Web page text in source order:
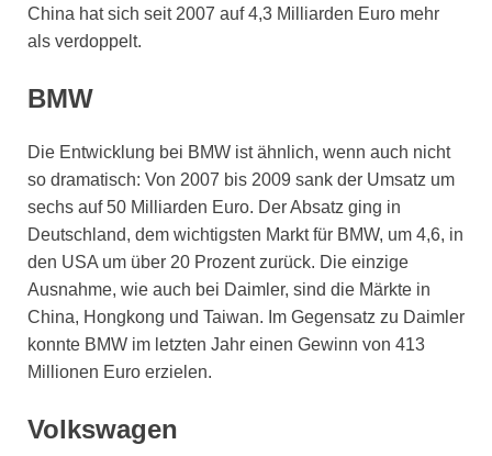
China hat sich seit 2007 auf 4,3 Milliarden Euro mehr
als verdoppelt.
BMW
Die Entwicklung bei BMW ist ähnlich, wenn auch nicht
so dramatisch: Von 2007 bis 2009 sank der Umsatz um
sechs auf 50 Milliarden Euro. Der Absatz ging in
Deutschland, dem wichtigsten Markt für BMW, um 4,6, in
den USA um über 20 Prozent zurück. Die einzige
Ausnahme, wie auch bei Daimler, sind die Märkte in
China, Hongkong und Taiwan. Im Gegensatz zu Daimler
konnte BMW im letzten Jahr einen Gewinn von 413
Millionen Euro erzielen.
Volkswagen